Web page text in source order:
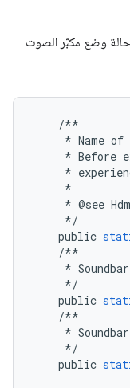
وضع مكبّر الصوت
/**
* Name of
* Before
*
*
* @see
*/
public
/**
* Soundbar
*/
public
/**
* Soundbar
*/
public